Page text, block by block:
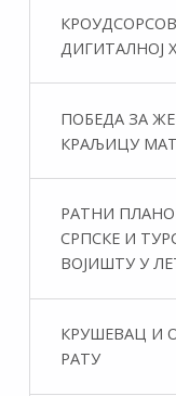
ДИГИТАЛНОЈ
ПОБЕДА ЗА
КРАЉИЦУ
РАТНИ
СРПСКЕ И
ВОЈИШТУ У
КРУШЕВАЦ И
РАТУ